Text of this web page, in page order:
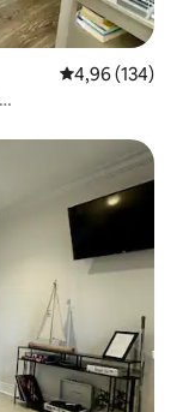
Gemiddelde
4,96 (134)